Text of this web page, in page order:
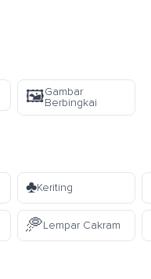
🖼️Gambar
Berbingkai
♣️Keriting
🥏Lempar Cakram